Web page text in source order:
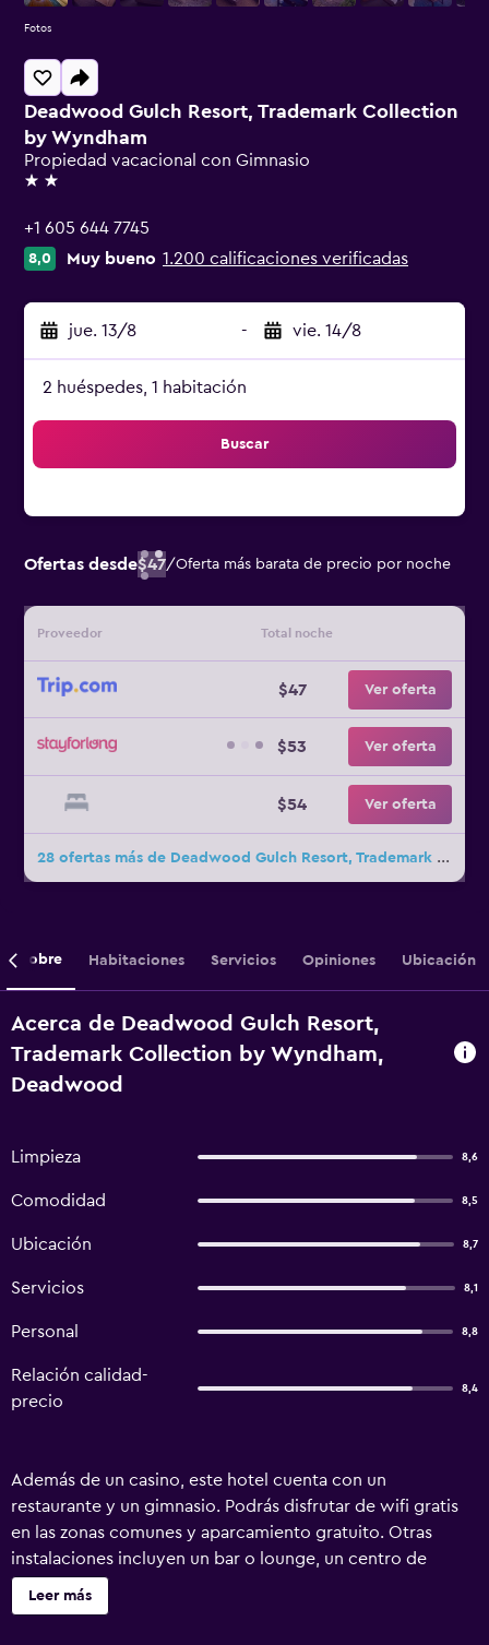
Deadwood Gulch Resort, Trademark Collection
by Wyndham
Propiedad vacacional con Gimnasio
2 estrellas
+1 605 644 7745
8,0 Muy bueno 1.200 calificaciones verificadas
jue. 13/8 - vie. 14/8
2 huéspedes, 1 habitación
Buscar
Ofertas desde$47/Oferta más barata de precio por noche
Proveedor Total noche
$47 Ver oferta
$53 Ver oferta
$54 Ver oferta
28 ofertas más de Deadwood Gulch Resort, Trademark Collection by Wyndham
Fotos
Sobre Habitaciones Servicios Opiniones Ubicación
Acerca de Deadwood Gulch Resort,
Trademark Collection by Wyndham,
Deadwood
Limpieza 8,6
Comodidad 8,5
Ubicación 8,7
Servicios 8,1
Personal 8,8
Relación calidad-
precio
8,4
Además de un casino, este hotel cuenta con un
restaurante y un gimnasio. Podrás disfrutar de wifi gratis
en las zonas comunes y aparcamiento gratuito. Otras
instalaciones incluyen un bar o lounge, un centro de
negocios disponible las 24 horas y un centro de negocios.
Se ofrece un servicio de limpieza a petición. Deadwood
Leer más